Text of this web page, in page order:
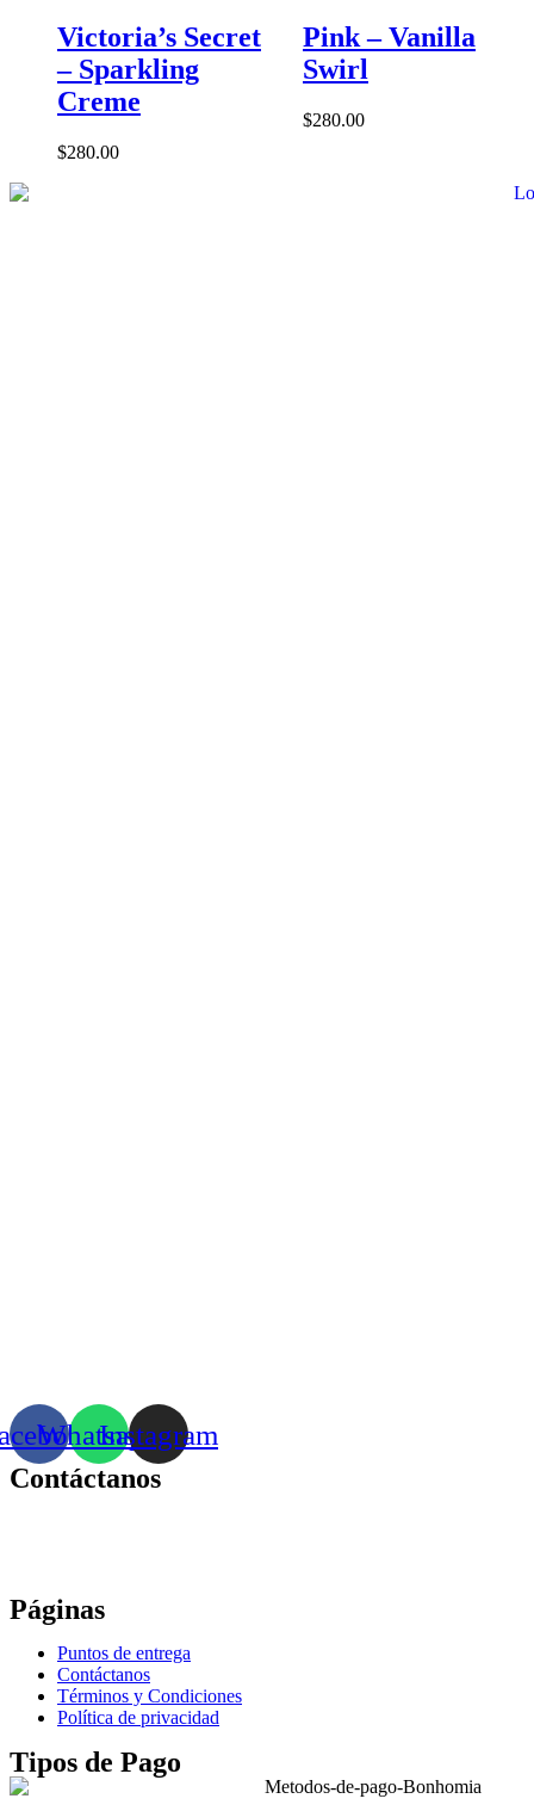
Victoria’s Secret
– Sparkling
Creme
$280.00
Pink – Vanilla
Swirl
$280.00
WhatsappInstagram
Contáctanos
Páginas
Puntos de entrega
Contáctanos
Términos y Condiciones
Política de privacidad
Tipos de Pago